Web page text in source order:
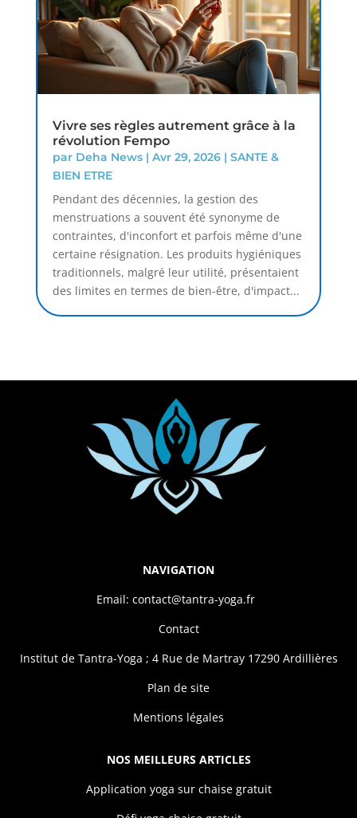
Vivre ses règles autrement grâce à la
révolution Fempo
par Deha News| Avr 29, 2026| SANTE &
BIEN ETRE
Pendant des décennies, la gestion des
menstruations a souvent été synonyme de
contraintes, d'inconfort et parfois même d'une
certaine résignation. Les produits hygiéniques
traditionnels, malgré leur utilité, présentaient
des limites en termes de bien-être, d'impact...
NAVIGATION
Email: contact@tantra-yoga.fr
Contact
Institut de Tantra-Yoga ; 4 Rue de Martray 17290 Ardillières
Plan de site
Mentions légales
NOS MEILLEURS ARTICLES
Application yoga sur chaise gratuit